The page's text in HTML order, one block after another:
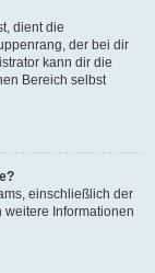
dient die
der bei dir
kann dir die
Bereich selbst
einschließlich der
weitere Informationen